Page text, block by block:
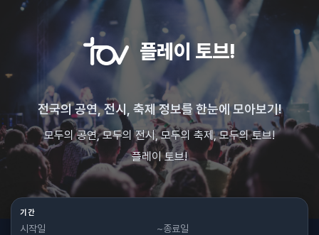
플레이 토브!
전국의 공연, 전시, 축제 정보를 한눈에 모아보기!
모두의 공연, 모두의 전시, 모두의 축제, 모두의 토브!
플레이 토브!
기간
~